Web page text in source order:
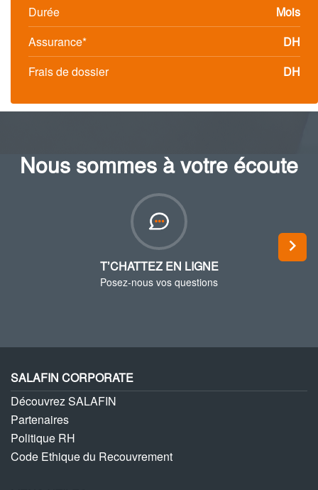
Durée
Mois
Assurance*
DH
Frais de dossier
DH
Nous sommes à votre écoute
T’CHATTEZ EN LIGNE
Posez-nous vos questions
Next
SALAFIN CORPORATE
Découvrez SALAFIN
Partenaires
Politique RH
Code Ethique du Recouvrement